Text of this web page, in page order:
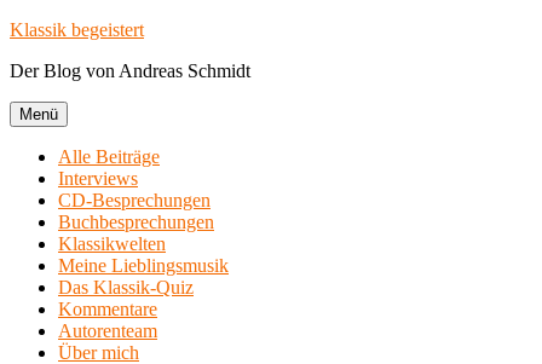
Zum
springen
Klassik begeistert
Der Blog von Andreas Schmidt
Menü
Alle Beiträge
Interviews
CD-Besprechungen
Buchbesprechungen
Klassikwelten
Meine Lieblingsmusik
Das Klassik-Quiz
Kommentare
Autorenteam
Über mich